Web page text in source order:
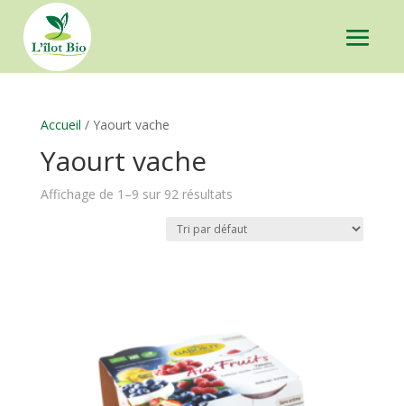
Accueil / Yaourt vache
Yaourt vache
Affichage de 1–9 sur 92 résultats